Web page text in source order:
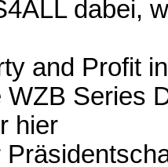
dabei,
and Profit
WZB Series
hier